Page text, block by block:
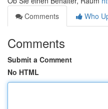
Comments
Who
Comments
Submit a Comment
No HTML